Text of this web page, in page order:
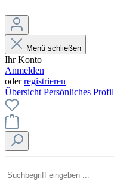
Menü schließen
Ihr Konto
Anmelden
oderregistrieren
Übersicht Persönliches Profil